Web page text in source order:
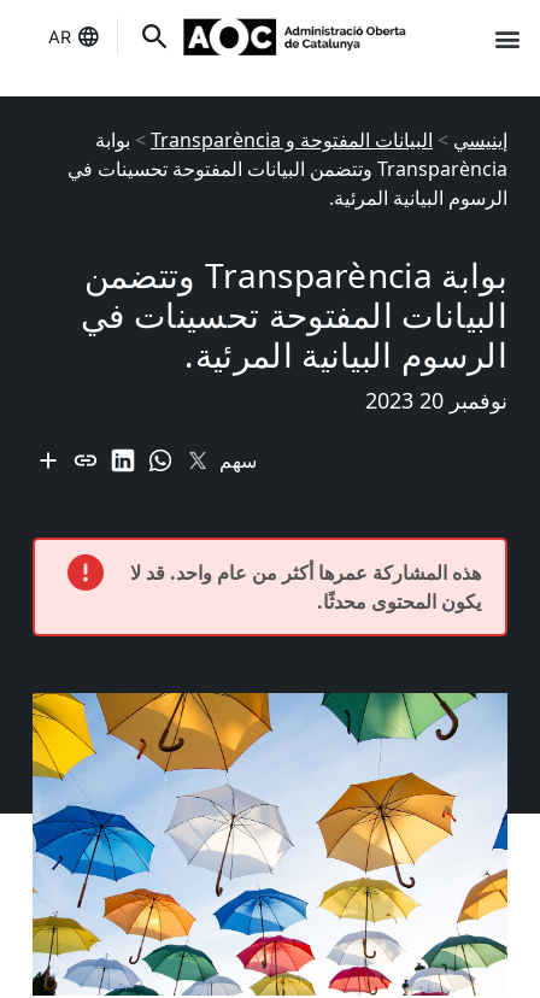
AR
إينيسي > البيانات المفتوحة و Transparència > بوابة
Transparència وتتضمن البيانات المفتوحة تحسينات في
الرسوم البيانية المرئية.
بوابة Transparència وتتضمن
البيانات المفتوحة تحسينات في
الرسوم البيانية المرئية.
نوفمبر 20 2023
سهم
هذه المشاركة عمرها أكثر من عام واحد. قد لا
يكون المحتوى محدثًا.